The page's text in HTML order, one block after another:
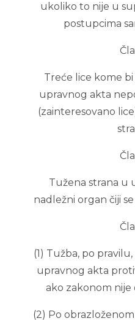
ukoliko to nije u
postupcima
Treće lice kome
upravnog akta
(zainteresovano
Tužena strana u
nadležni organ čiji
(1) Tužba, po
upravnog akta
ako zakonom
(2) Po